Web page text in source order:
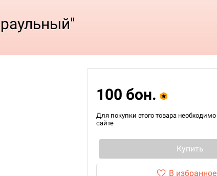
100 бон.
Для покупки этого товара необходимо
сайте
Купить
В избранное